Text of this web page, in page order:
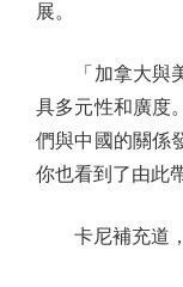
展。
「加拿大與美
具多元性和廣度
們與中國的關係
你也看到了由此
卡尼補充道，